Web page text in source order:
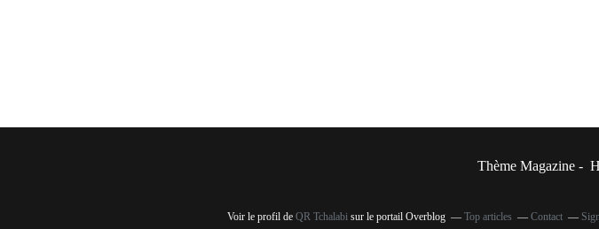
Thème Magazine -
Voir le profil de QR Tchalabisur le portail Overblog Top articles Contact